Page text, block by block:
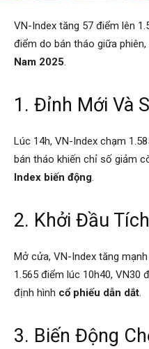
VN-Index tăng 57 điểm lên
điểm do bán tháo giữa phiên,
Nam 2025.
1. Đỉnh Mới Và
Lúc 14h, VN-Index chạm
bán tháo khiến chỉ số giảm
Index biến động.
2. Khởi Đầu
Mở cửa, VN-Index tăng
1.565 điểm lúc 10h40, VN30
định hình cổ phiếu dẫn dắt.
3. Biến Động